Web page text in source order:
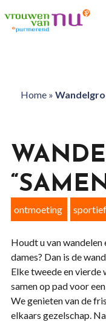
Home»
ontmoeting
Houdt u van
dames? Dan is de
Elke tweede en vierde
samen op pad voor
We genieten van de
elkaars gezelschap.